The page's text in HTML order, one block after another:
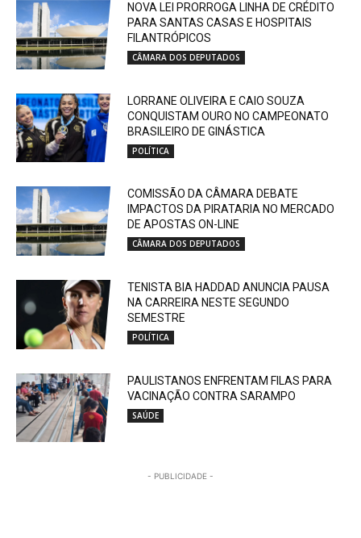
NOVA LEI PRORROGA LINHA DE CRÉDITO
PARA SANTAS CASAS E HOSPITAIS
FILANTRÓPICOS
CÂMARA DOS DEPUTADOS
LORRANE OLIVEIRA E CAIO SOUZA
CONQUISTAM OURO NO CAMPEONATO
BRASILEIRO DE GINÁSTICA
POLÍTICA
COMISSÃO DA CÂMARA DEBATE
IMPACTOS DA PIRATARIA NO MERCADO
DE APOSTAS ON-LINE
CÂMARA DOS DEPUTADOS
TENISTA BIA HADDAD ANUNCIA PAUSA
NA CARREIRA NESTE SEGUNDO
SEMESTRE
POLÍTICA
PAULISTANOS ENFRENTAM FILAS PARA
VACINAÇÃO CONTRA SARAMPO
SAÚDE
- PUBLICIDADE -